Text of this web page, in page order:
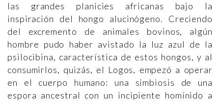
las grandes planicies africanas bajo la
inspiración del hongo alucinógeno. Creciendo
del excremento de animales bovinos, algún
hombre pudo haber avistado la luz azul de la
psilocibina, característica de estos hongos, y al
consumirlos, quizás, el Logos, empezó a operar
en el cuerpo humano: una simbiosis de una
espora ancestral con un incipiente homínido a